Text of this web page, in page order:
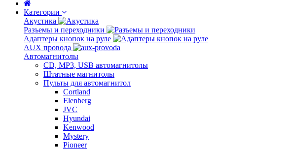
Категории
Акустика
Разъемы и переходники
Адаптеры кнопок на руле
AUX провода
Автомагнитолы
CD, MP3, USB автомагнитолы
Штатные магнитолы
Пульты для автомагнитол
Cortland
Elenberg
JVC
Hyundai
Kenwood
Mystery
Pioneer